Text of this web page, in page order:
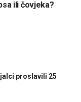
ili čovjeka?
proslavili 25